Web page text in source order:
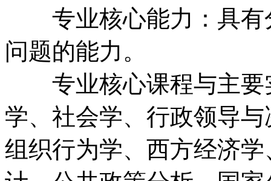
专业核心能力：具有
问题的能力。
专业核心课程与主要
学、社会学、行政领导
组织行为学、西方经济